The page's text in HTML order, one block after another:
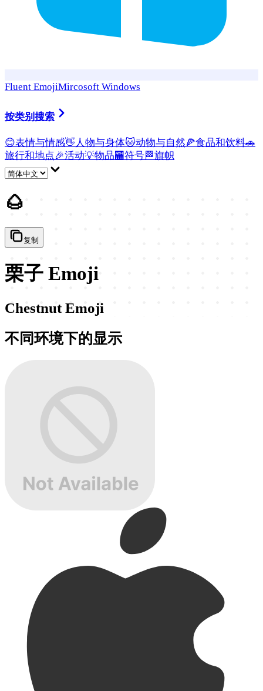
Fluent EmojiMircosoft Windows
按类别搜索
😊表情与情感👋 人物与身体🐱动物与自然🍕食品和饮料🚗
旅行和地点🎉活动💡物品🏧符号🏁旗帜
🌰
复制
栗子 Emoji
Chestnut Emoji
不同环境下的显示